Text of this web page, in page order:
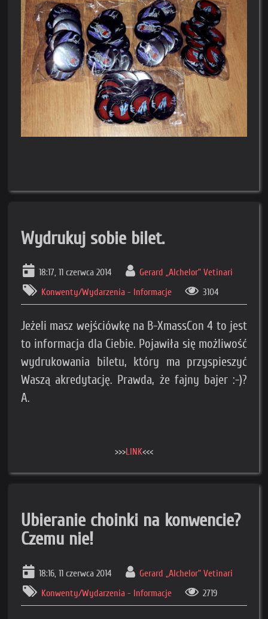
Wydrukuj sobie bilet.
18:17, 11 czerwca 2014
Gerard „Alchelor” Vetinari
Konwenty/Wydarzenia - Informacje
3104
Jeżeli masz wejściówkę na B-XmassCon 4 to jest
to informacja dla Ciebie. Pojawiła się możliwość
wydrukowania biletu, który ma przyspieszyć
Waszą akredytację. Prawda, że fajny bajer :-)?
A.
>>>LINK<<<
Ubieranie choinki na konwencie?
Czemu nie!
18:16, 11 czerwca 2014
Gerard „Alchelor” Vetinari
Konwenty/Wydarzenia - Informacje
2719